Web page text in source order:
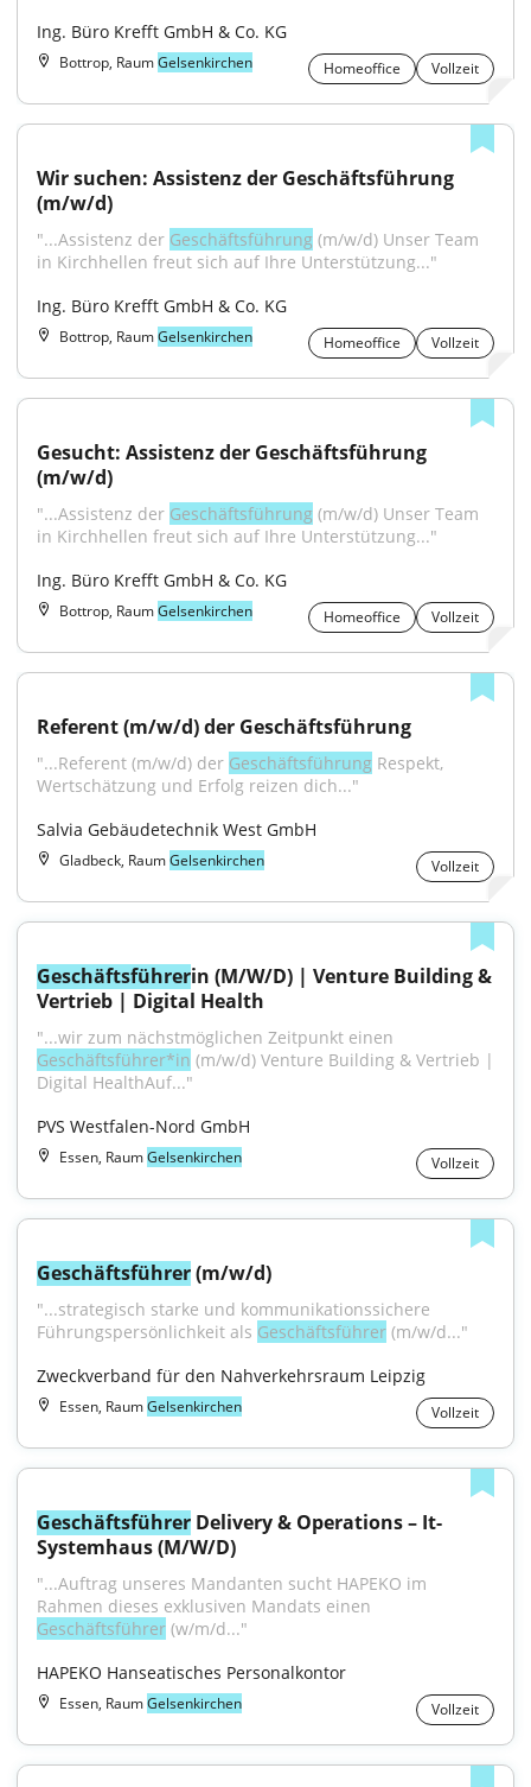
Ing. Büro Krefft GmbH & Co. KG
Bottrop, RaumGelsenkirchen Homeoffice Vollzeit
Wir suchen: Assistenz der Geschäftsführung
(m/w/d)
"...Assistenz der Geschäftsführung (m/w/d) Unser Team
in Kirchhellen freut sich auf Ihre Unterstützung..."
Ing. Büro Krefft GmbH & Co. KG
Bottrop, RaumGelsenkirchen Homeoffice Vollzeit
Gesucht: Assistenz der Geschäftsführung
(m/w/d)
"...Assistenz der Geschäftsführung (m/w/d) Unser Team
in Kirchhellen freut sich auf Ihre Unterstützung..."
Ing. Büro Krefft GmbH & Co. KG
Bottrop, RaumGelsenkirchen Homeoffice Vollzeit
Referent (m/w/d) der Geschäftsführung
"...Referent (m/w/d) der Geschäftsführung Respekt,
Wertschätzung und Erfolg reizen dich..."
Salvia Gebäudetechnik West GmbH
Gladbeck, RaumGelsenkirchen Vollzeit
Geschäftsführerin (M/W/D) | Venture Building &
Vertrieb | Digital Health
Geschäftsführer*in (m/w/d) Venture Building & Vertrieb |
Digital HealthAuf..."
PVS Westfalen-Nord GmbH
Essen, RaumGelsenkirchen Vollzeit
Geschäftsführer (m/w/d)
"...strategisch starke und kommunikationssichere
Führungspersönlichkeit als Geschäftsführer (m/w/d..."
Zweckverband für den Nahverkehrsraum Leipzig
Essen, RaumGelsenkirchen Vollzeit
Geschäftsführer Delivery & Operations – It-
Systemhaus (M/W/D)
"...Auftrag unseres Mandanten sucht HAPEKO im
Geschäftsführer (w/m/d..."
HAPEKO Hanseatisches Personalkontor
Essen, RaumGelsenkirchen Vollzeit